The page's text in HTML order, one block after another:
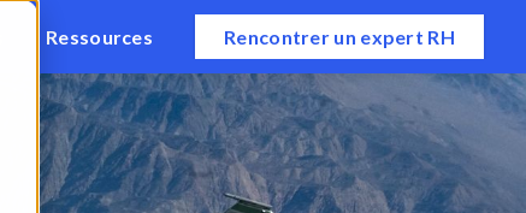
Ressources Rencontrer un expert RH